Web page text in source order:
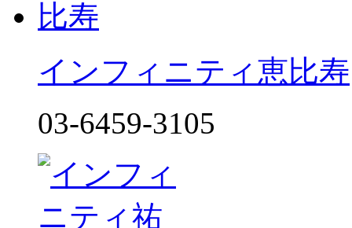
インフィニティ恵比寿
03-6459-3105